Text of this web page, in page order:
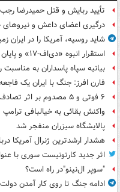
تأیید ربایش و قتل حمیدرضا
درگیری اعضای داعش و نیروهای
شاید روسیه، آمریکا را در ایران
استقرار انبوه «دی‌اف‑۱۷» و پایان عصر پدافند آمریکا +عکس
بیانیه سپاه پاسداران به مناسبت
فارن افرز: جنگ با ایران یک
۶ فوتی و ۵ مصدوم بر اثر تصادف زنجیره‌ای
واکنش بقائی به خیالبافی ترامپ
پالایشگاه سیزران منفجر شد
هشدار ارشدترین ژنرال آمریکا
اثر جدید کارتونیست سوری با
"سوپر ال‌نینو"در راه است؟
ادامه جنگ تا روی کار آمدن